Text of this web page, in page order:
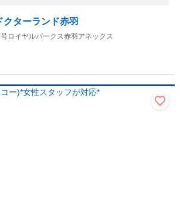
ターランド赤羽
ロイヤルパークス赤羽アネックス